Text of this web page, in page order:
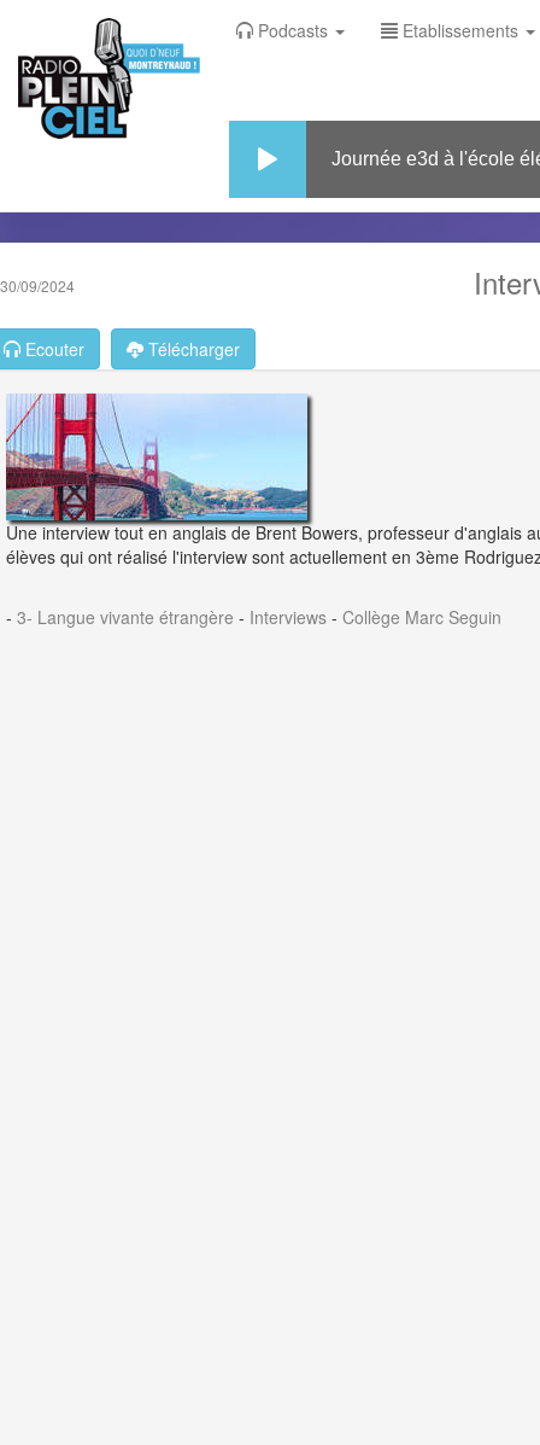
Podcasts Etablissements
Journée e3d à l'école
09/2024
Ecouter Télécharger
Une interview tout en anglais de Brent Bowers, professeur d'anglais
élèves qui ont réalisé l'interview sont actuellement en 3ème
- 3- Langue vivante étrangère - Interviews - Collège Marc Seguin